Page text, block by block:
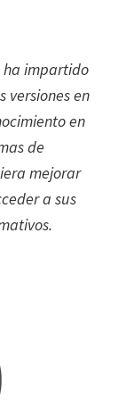
ha impartido
versiones en
en
de
mejorar
a sus